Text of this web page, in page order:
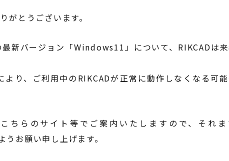
がとうございます。
バージョン「Windows11」について、RIKCADは来
り、ご利用中のRIKCADが正常に動作しなくなる可
ちらのサイト等でご案内いたしますので、それま
お願い申し上げます。